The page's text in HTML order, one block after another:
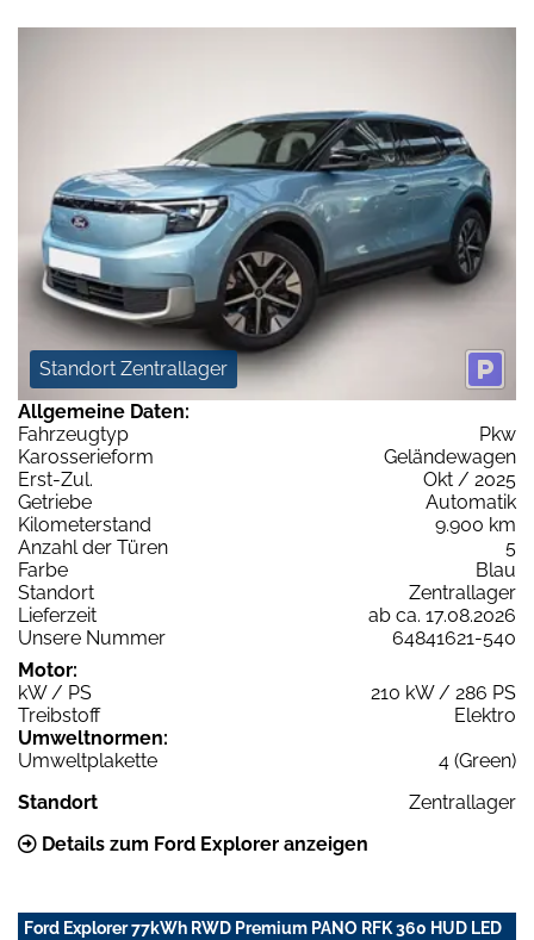
Standort Zentrallager
Allgemeine Daten:
Fahrzeugtyp
Pkw
Karosserieform
Geländewagen
Erst-Zul.
Okt / 2025
Getriebe
Automatik
Kilometerstand
9.900 km
Anzahl der Türen
5
Farbe
Blau
Standort
Zentrallager
Lieferzeit
ab ca. 17.08.2026
Unsere Nummer
64841621-540
Motor:
kW / PS
210 kW / 286 PS
Treibstoff
Elektro
Umweltnormen:
Umweltplakette
4 (Green)
Standort
Zentrallager
Details zum Ford Explorer anzeigen
Ford Explorer 77kWh RWD Premium PANO RFK 360 HUD LED